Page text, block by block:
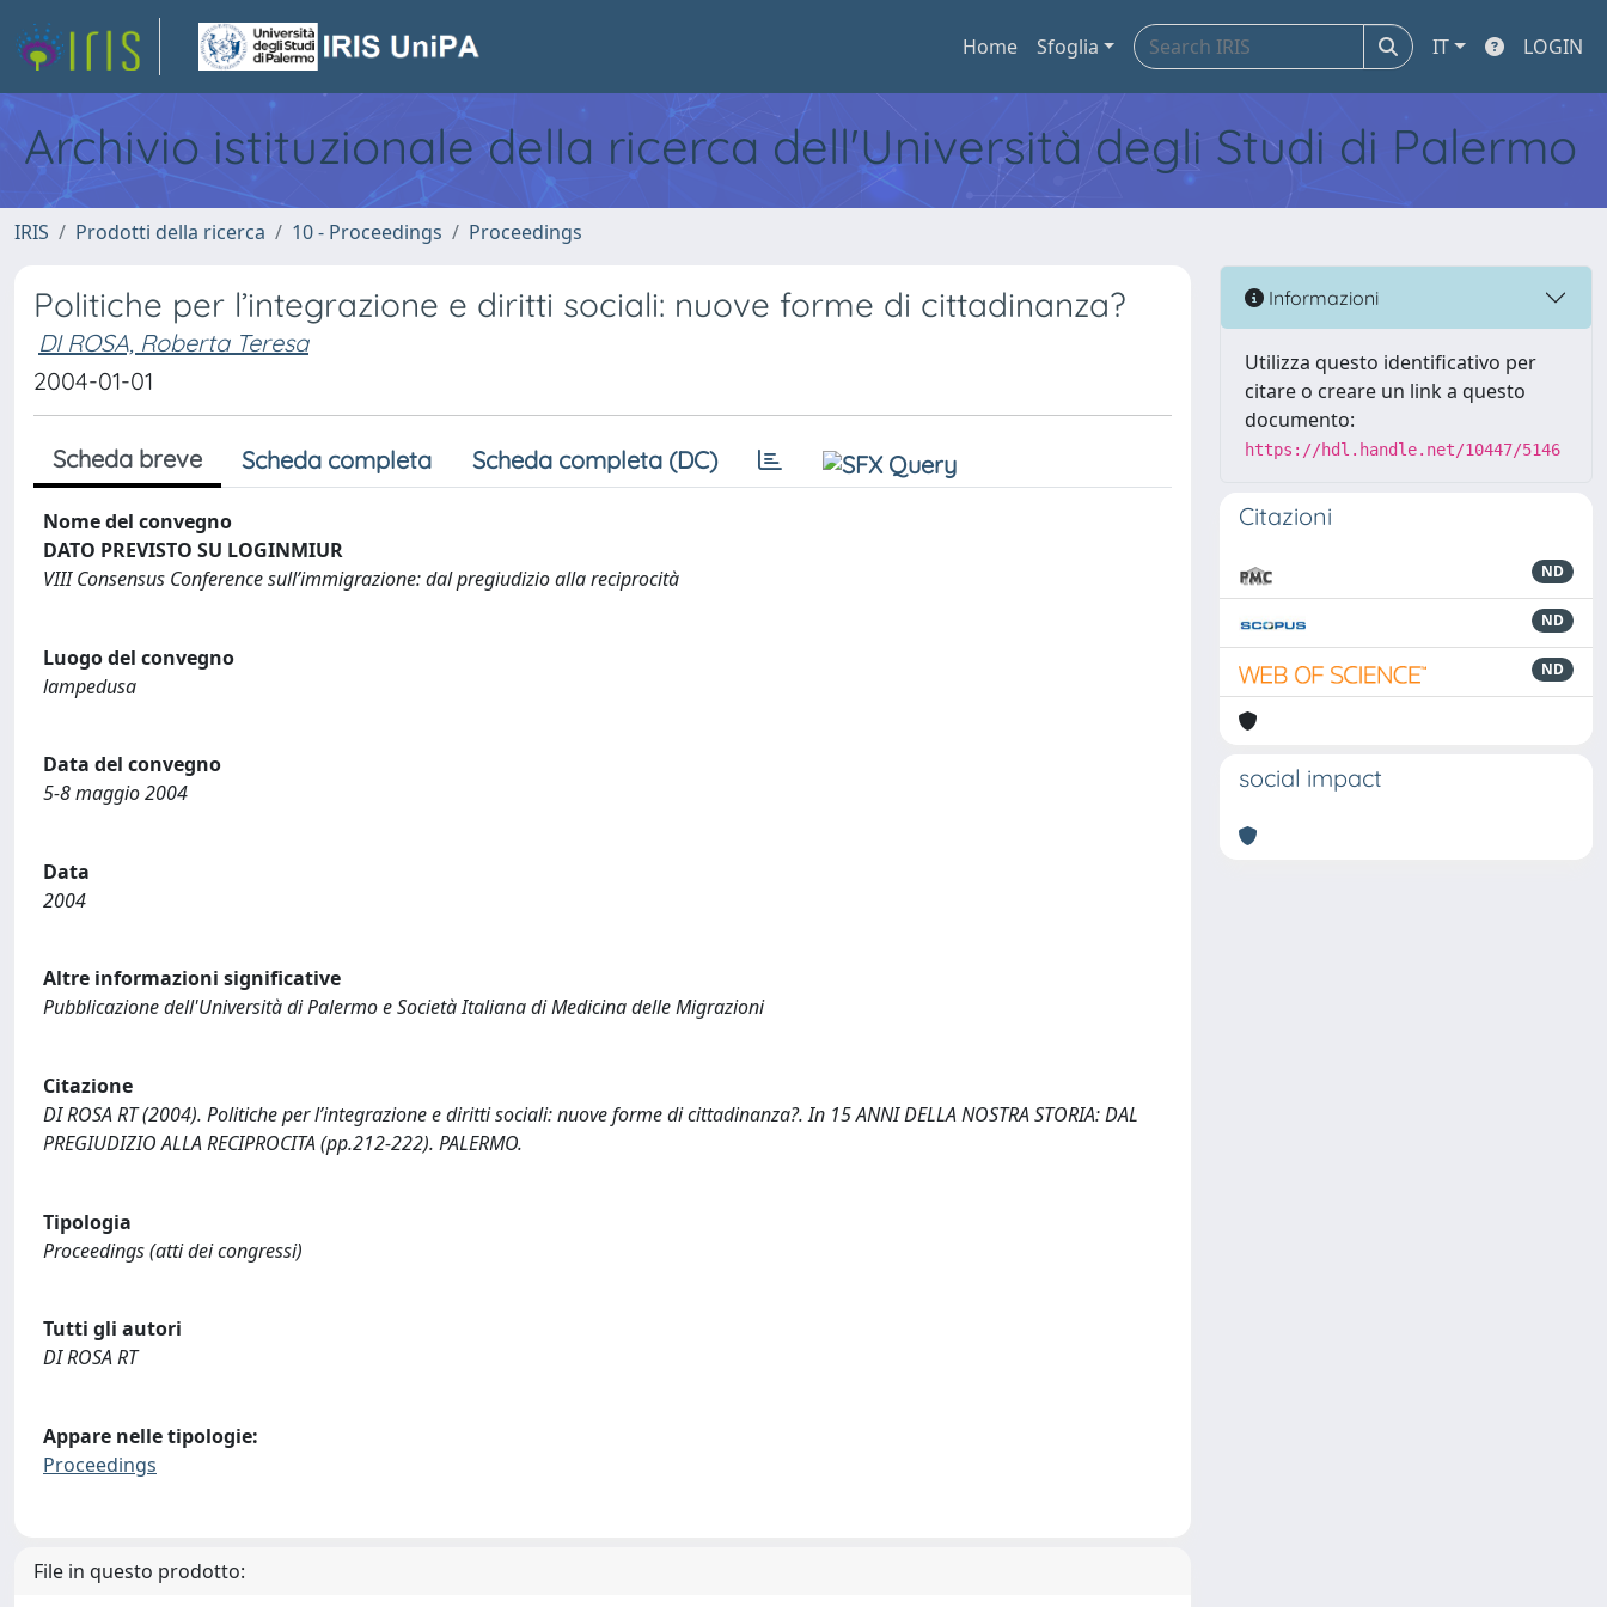
Home Sfoglia IT LOGIN
Archivio istituzionale della ricerca dell'Università degli Studi di Palermo
IRIS Prodotti della ricerca 10 - Proceedings Proceedings
Politiche per l’integrazione e diritti sociali: nuove forme di cittadinanza?
DI ROSA, Roberta Teresa
2004-01-01
Scheda breve Scheda completa Scheda completa (DC)
Nome del convegno
DATO PREVISTO SU LOGINMIUR
VIII Consensus Conference sull’immigrazione: dal pregiudizio alla reciprocità
Luogo del convegno
lampedusa
Data del convegno
5-8 maggio 2004
Data
2004
Altre informazioni significative
Pubblicazione dell'Università di Palermo e Società Italiana di Medicina delle Migrazioni
Citazione
DI ROSA RT (2004). Politiche per l’integrazione e diritti sociali: nuove forme di cittadinanza?. In 15 ANNI DELLA NOSTRA STORIA: DAL
PREGIUDIZIO ALLA RECIPROCITA (pp.212-222). PALERMO.
Tipologia
Proceedings (atti dei congressi)
Tutti gli autori
DI ROSA RT
Appare nelle tipologie:
Proceedings
File in questo prodotto:
Informazioni
Utilizza questo identificativo per
citare o creare un link a questo
documento:
https://hdl.handle.net/10447/5146
Citazioni
ND
ND
ND
social impact